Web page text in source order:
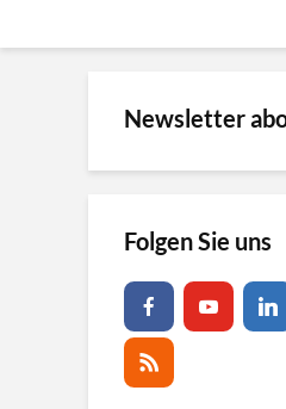
Newsletter
Folgen Sie uns